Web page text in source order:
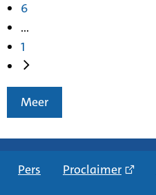
6
...
1
Meer
Pers Proclaimer